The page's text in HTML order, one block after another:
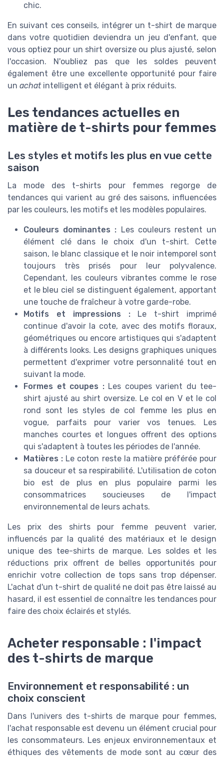
chic.
En suivant ces conseils, intégrer un t-shirt de marque
dans votre quotidien deviendra un jeu d'enfant, que
vous optiez pour un shirt oversize ou plus ajusté, selon
l'occasion. N'oubliez pas que les soldes peuvent
également être une excellente opportunité pour faire
un achatintelligent et élégant à prix réduits.
Les tendances actuelles en
matière de t-shirts pour femmes
Les styles et motifs les plus en vue cette
saison
La mode des t-shirts pour femmes regorge de
tendances qui varient au gré des saisons, influencées
par les couleurs, les motifs et les modèles populaires.
Couleurs dominantes : Les couleurs restent un
élément clé dans le choix d'un t-shirt. Cette
saison, le blanc classique et le noir intemporel sont
toujours très prisés pour leur polyvalence.
Cependant, les couleurs vibrantes comme le rose
et le bleu ciel se distinguent également, apportant
une touche de fraîcheur à votre garde-robe.
Motifs et impressions :Le t-shirt imprimé
continue d'avoir la cote, avec des motifs floraux,
géométriques ou encore artistiques qui s'adaptent
à différents looks. Les designs graphiques uniques
permettent d'exprimer votre personnalité tout en
suivant la mode.
Formes et coupes :Les coupes varient du tee-
shirt ajusté au shirt oversize. Le col en V et le col
rond sont les styles de col femme les plus en
vogue, parfaits pour varier vos tenues. Les
manches courtes et longues offrent des options
qui s'adaptent à toutes les périodes de l'année.
Matières : Le coton reste la matière préférée pour
sa douceur et sa respirabilité. L'utilisation de coton
bio est de plus en plus populaire parmi les
consommatrices soucieuses de l'impact
environnemental de leurs achats.
Les prix des shirts pour femme peuvent varier,
influencés par la qualité des matériaux et le design
unique des tee-shirts de marque. Les soldes et les
réductions prix offrent de belles opportunités pour
enrichir votre collection de tops sans trop dépenser.
L'achat d'un t-shirt de qualité ne doit pas être laissé au
hasard, il est essentiel de connaître les tendances pour
faire des choix éclairés et stylés.
Acheter responsable : l'impact
des t-shirts de marque
Environnement et responsabilité : un
choix conscient
Dans l'univers des t-shirts de marque pour femmes,
l'achat responsable est devenu un élément crucial pour
les consommateurs. Les enjeux environnementaux et
éthiques des vêtements de mode sont au cœur des